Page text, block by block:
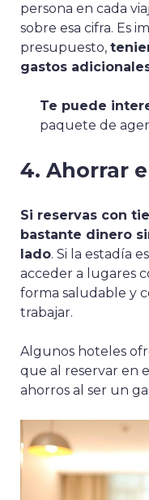
persona en cada
sobre esa cifra. Es
presupuesto,
gastos
Te puede
paquete de
4. Ahorrar
Si reservas con
bastante dinero
lado. Si la estadía
acceder a lugares
forma saludable y
trabajar.
Algunos hoteles
que al reservar en
ahorros al ser un